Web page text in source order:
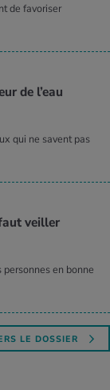
de favoriser
de l’eau
qui ne savent pas
veiller
en bonne
LE DOSSIER